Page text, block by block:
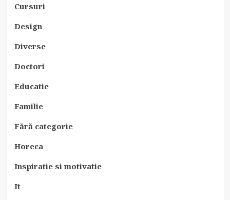
Cursuri
Design
Diverse
Doctori
Educatie
Familie
Fără categorie
Horeca
Inspiratie si motivatie
It